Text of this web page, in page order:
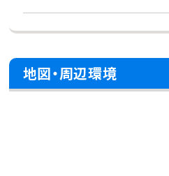
地図・周辺環境